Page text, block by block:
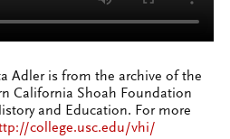
Adler is from the archive of the
California Shoah Foundation
and Education. For more
college.usc.edu/vhi/